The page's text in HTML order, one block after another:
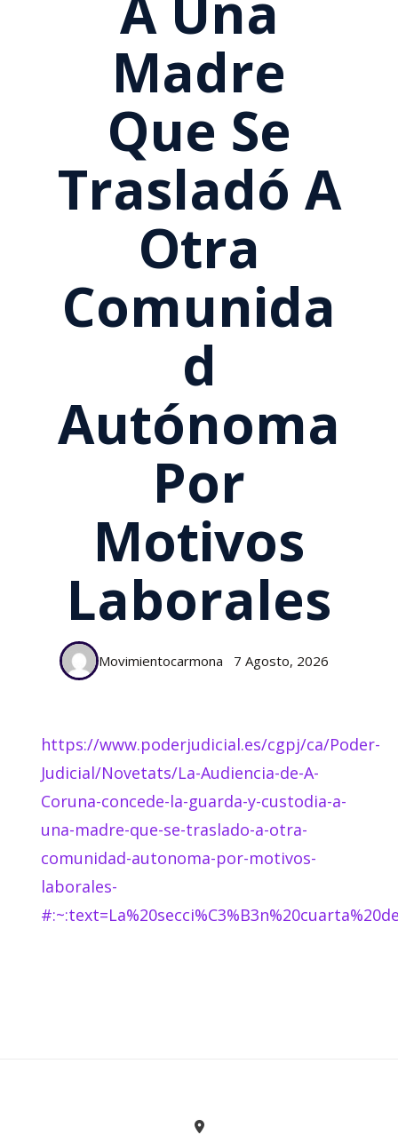
Madre
Que Se
Trasladó A
Otra
Comunida
D
Autónoma
Por
Motivos
Laborales
Movimientocarmona 7 Agosto, 2026
https://www.poderjudicial.es/cgpj/ca/Poder-
Judicial/Novetats/La-Audiencia-de-A-
Coruna-concede-la-guarda-y-custodia-a-
una-madre-que-se-traslado-a-otra-
comunidad-autonoma-por-motivos-
laborales-